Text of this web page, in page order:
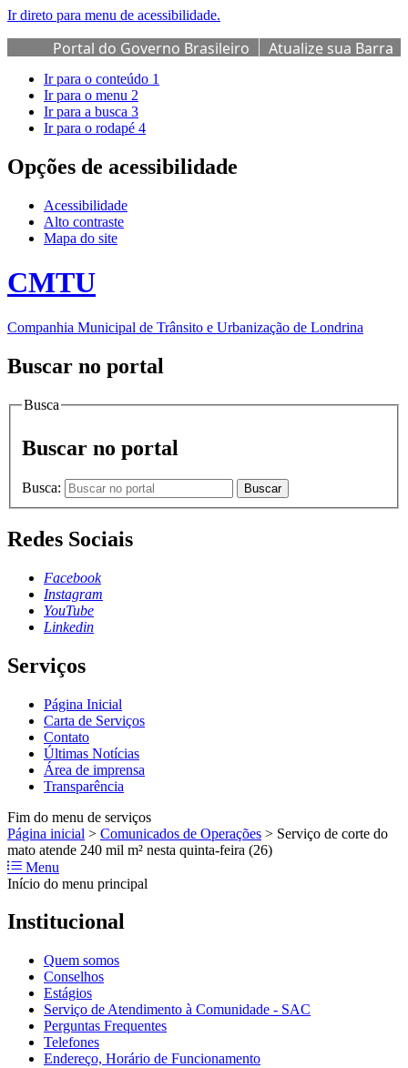
Ir direto para menu de acessibilidade.
Portal do Governo Brasileiro
Atualize sua Barra
de Governo
Ir para o conteúdo 1
Ir para o menu 2
Ir para a busca 3
Ir para o rodapé 4
Opções de acessibilidade
Acessibilidade
Alto contraste
Mapa do site
CMTU
Companhia Municipal de Trânsito e Urbanização de Londrina
Buscar no portal
Busca
Buscar no portal
Busca: Buscar
Redes Sociais
Facebook
Instagram
YouTube
Linkedin
Serviços
Página Inicial
Carta de Serviços
Contato
Últimas Notícias
Área de imprensa
Transparência
Fim do menu de serviços
Página inicial > Comunicados de Operações > Serviço de corte do
mato atende 240 mil m² nesta quinta-feira (26)
Menu
Início do menu principal
Institucional
Quem somos
Conselhos
Estágios
Serviço de Atendimento à Comunidade - SAC
Perguntas Frequentes
Telefones
Endereço, Horário de Funcionamento